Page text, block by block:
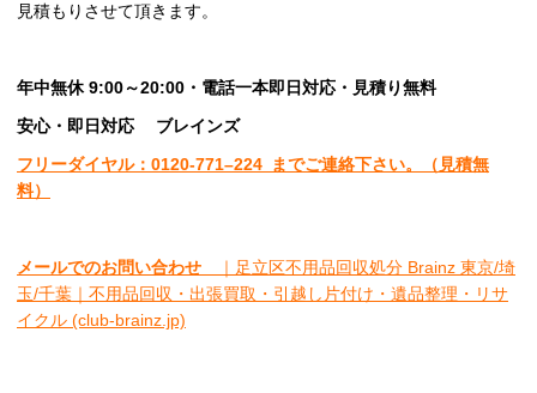
見積もりさせて頂きます。
年中無休 9:00～20:00・電話一本即日対応・見積り無料
安心・即日対応
ブレインズ
フリーダイヤル：0120-771–224 までご連絡下さい。
（見積無
料）
メールでのお問い合わせ
｜足立区不用品回収処分 Brainz 東京/埼
玉/千葉｜不用品回収・出張買取・引越し片付け・遺品整理・リサ
イクル (club-brainz.jp)